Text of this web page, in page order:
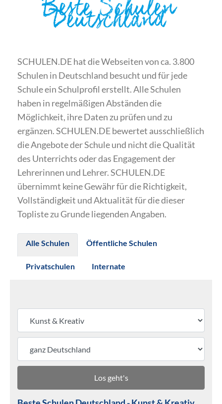
Beste Schulen
Deutschland
SCHULEN.DE hat die Webseiten von ca. 3.800
Schulen in Deutschland besucht und für jede
Schule ein Schulprofil erstellt. Alle Schulen
haben in regelmäßigen Abständen die
Möglichkeit, ihre Daten zu prüfen und zu
ergänzen. SCHULEN.DE bewertet ausschließlich
die Angebote der Schule und nicht die Qualität
des Unterrichts oder das Engagement der
Lehrerinnen und Lehrer. SCHULEN.DE
übernimmt keine Gewähr für die Richtigkeit,
Vollständigkeit und Aktualität für die dieser
Topliste zu Grunde liegenden Angaben.
Alle Schulen Öffentliche Schulen
Privatschulen Internate
Los geht's